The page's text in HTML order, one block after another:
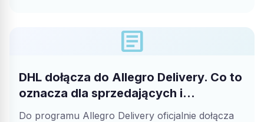
article
DHL dołącza do Allegro Delivery. Co to
oznacza dla sprzedających i
kupujących?
Do programu Allegro Delivery oficjalnie dołącza